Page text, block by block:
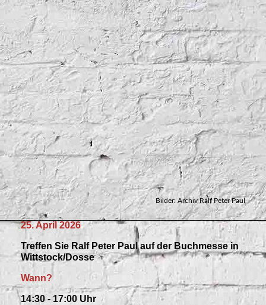
Lehmann_Messe 3
Bilder: Archiv Ralf Peter Paul
25. April 2026
Treffen Sie Ralf Peter Paul auf der Buchmesse in
Wittstock/Dosse
Wann?
14:30 - 17:00 Uhr